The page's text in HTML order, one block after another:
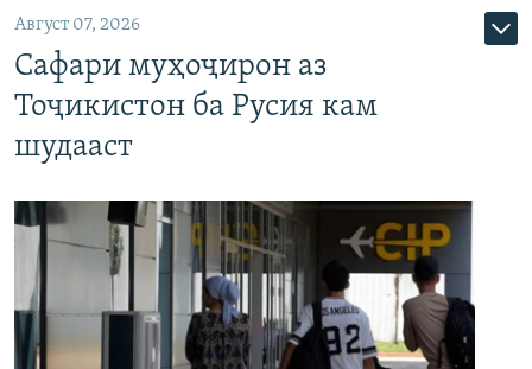
Август 07, 2026
Сафари муҳоҷирон аз
Тоҷикистон ба Русия кам
шудааст